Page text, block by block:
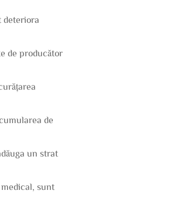
deteriora
de producător
de
un strat
sunt